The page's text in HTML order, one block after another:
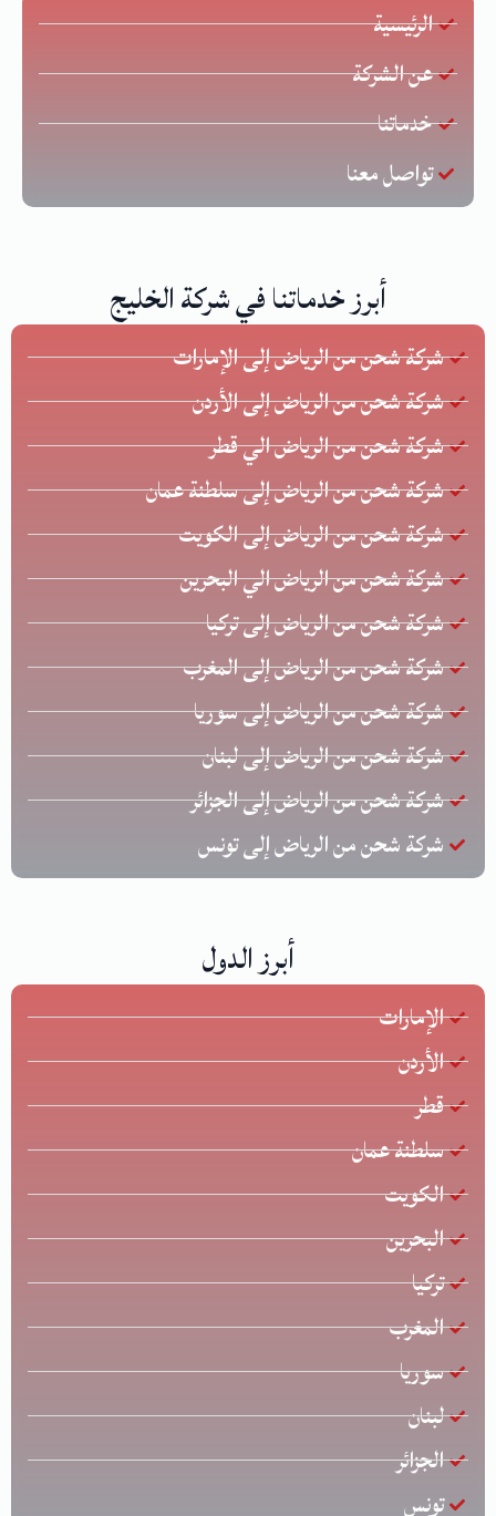
الرئيسية
عن الشركة
خدماتنا
تواصل معنا
أبرز خدماتنا في شركة الخليج
شركة شحن من الرياض إلى الإمارات
شركة شحن من الرياض إلى الأردن
شركة شحن من الرياض الي قطر
شركة شحن من الرياض إلى سلطنة عمان
شركة شحن من الرياض إلى الكويت
شركة شحن من الرياض الي البحرين
شركة شحن من الرياض إلى تركيا
شركة شحن من الرياض إلى المغرب
شركة شحن من الرياض إلى سوريا
شركة شحن من الرياض إلى لبنان
شركة شحن من الرياض إلى الجزائر
شركة شحن من الرياض إلى تونس
أبرز الدول
الإمارات
الأردن
قطر
سلطنة عمان
الكويت
البحرين
تركيا
المغرب
سوريا
لبنان
الجزائر
تونس